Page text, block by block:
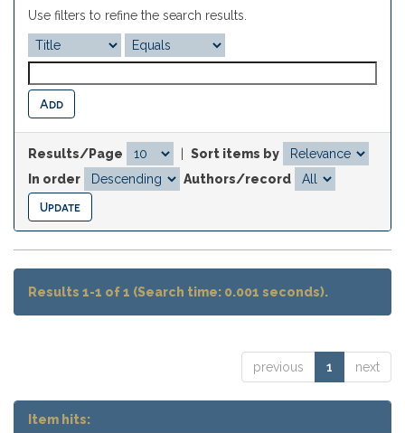
Use filters to refine the search results.
Results/Page
Sort items by
In order
Authors/record
Results 1-1 of 1 (Search time: 0.001 seconds).
previous 1 next
Item hits: